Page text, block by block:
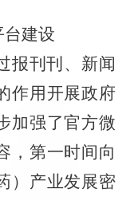
建设
报刊刊、新闻
作用开展政府
加强了官方微
，第一时间向
）产业发展密